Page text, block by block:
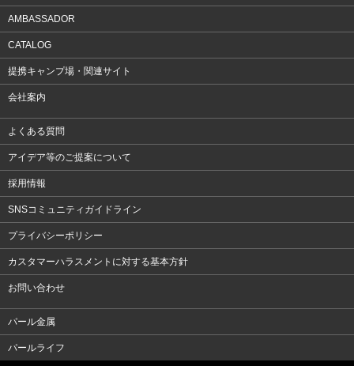
AMBASSADOR
CATALOG
提携キャンプ場・関連サイト
会社案内
よくある質問
アイデア等のご提案について
採用情報
SNSコミュニティガイドライン
プライバシーポリシー
カスタマーハラスメントに対する基本方針
お問い合わせ
パール金属
パールライフ